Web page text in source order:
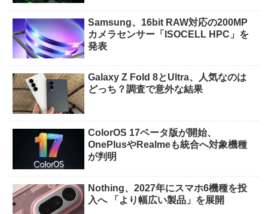
Samsung、16bit RAW対応の200MP
カメラセンサー「ISOCELL HPC」を
発表
Galaxy Z Fold 8とUltra、人気なのは
どっち？調査で意外な結果
ColorOS 17ベータ版が開始、
OnePlusやRealmeも統合へ対象機種
が判明
Nothing、2027年にスマホ6機種を投
入へ 「より幅広い製品」を展開